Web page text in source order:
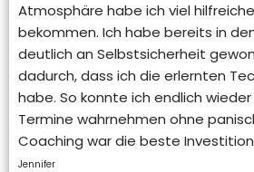
Atmosphäre habe ich viel
bekommen. Ich habe bereits in
deutlich an Selbstsicherheit
dadurch, dass ich die erlernten
habe. So konnte ich endlich
Termine wahrnehmen ohne
Coaching war die beste
Jennifer